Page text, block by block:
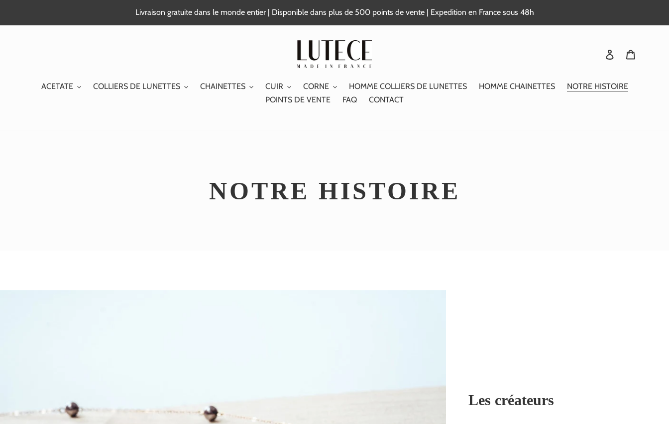
Livraison gratuite dans le monde entier | Disponible dans plus de 500 points de vente | Expedition en France sous 48h
Se connecter
ACETATE COLLIERS DE LUNETTES CHAINETTES CUIR CORNE HOMME COLLIERS DE LUNETTES HOMME CHAINETTES
NOTRE HISTOIRE
POINTS DE VENTE
FAQ CONTACT
NOTRE HISTOIRE
Les créateurs